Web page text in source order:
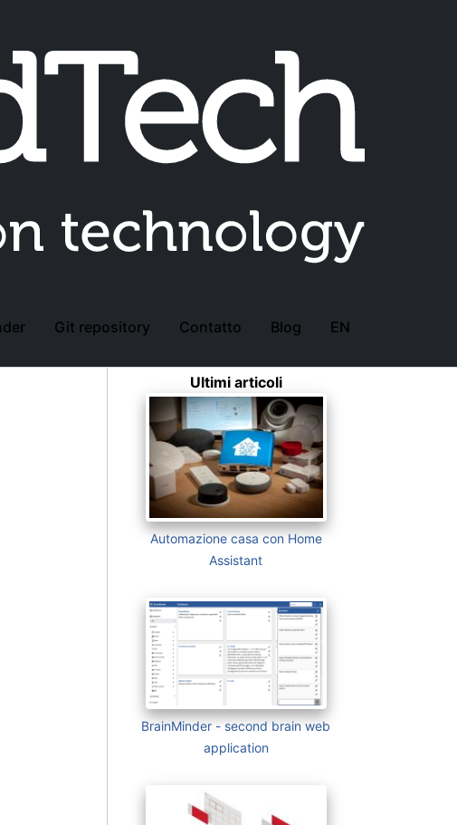
Git repository Contatto Blog EN
Tags
Dovecot
File Server
Home Assistant
Home Automation
MariaDB
NAS
Office Server
OpenSSL
Server
Software Development
System
Ultimi articoli
Automazione casa con Home
Assistant
BrainMinder - second brain web
application